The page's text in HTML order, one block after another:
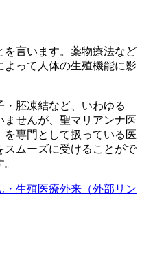
言います。薬物療法など
って人体の生殖機能に影
胚凍結など、いわゆる
ませんが、聖マリアンナ医
専門として扱っている医
ムーズに受けることがで
生殖医療外来 （外部リン